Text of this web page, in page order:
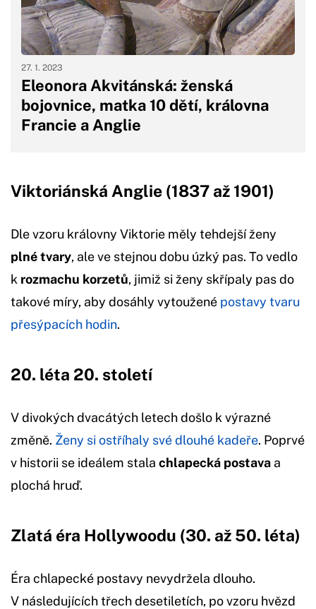
Eleonora Akvitánská: ženská
bojovnice, matka 10 dětí, královna
Francie a Anglie
27. 1. 2023
Viktoriánská Anglie (1837 až 1901)
Dle vzoru královny Viktorie měly tehdejší ženy
plné tvary, ale ve stejnou dobu úzký pas. To vedlo
k rozmachu korzetů, jimiž si ženy skřípaly pas do
takové míry, aby dosáhly vytoužené postavy tvaru
přesýpacích hodin.
20. léta 20. století
V divokých dvacátých letech došlo k výrazné
změně. Ženy si ostříhaly své dlouhé kadeře. Poprvé
v historii se ideálem stala chlapecká postava a
plochá hruď.
Zlatá éra Hollywoodu (30. až 50. léta)
Éra chlapecké postavy nevydržela dlouho.
V následujících třech desetiletích, po vzoru hvězd